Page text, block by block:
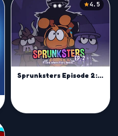
4.5
Sprunksters Episode 2: The Cave